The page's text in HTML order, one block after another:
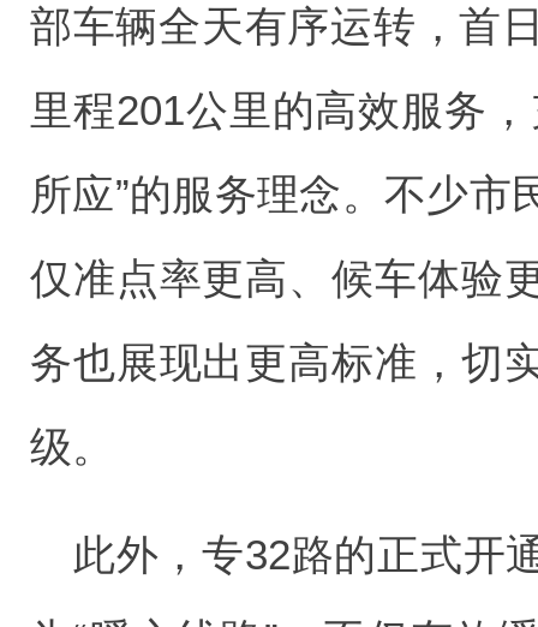
部车辆全天有序运转，首
里程201公里的高效服务
所应”的服务理念。不少
仅准点率更高、候车体验
务也展现出更高标准，切
级。
此外，专32路的正式开